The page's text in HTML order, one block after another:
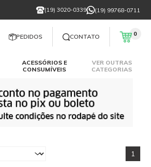
(19) 3020-0339 (19) 99768-0711
PEDIDOS CONTATO 0
ACESSÓRIOS E
CONSUMÍVEIS
VER OUTRAS
CATEGORIAS
1